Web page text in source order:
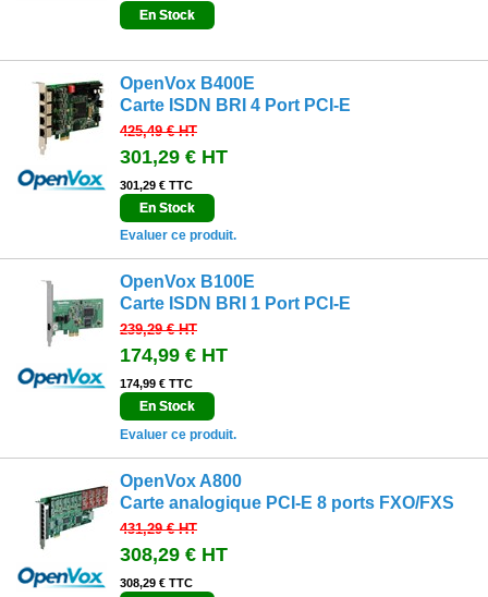
En Stock
OpenVox B400E
Carte ISDN BRI 4 Port PCI-E
425,49 €HT
301,29 € HT
301,29 € TTC
En Stock
Evaluer ce produit.
OpenVox B100E
Carte ISDN BRI 1 Port PCI-E
239,29 €HT
174,99 € HT
174,99 € TTC
En Stock
Evaluer ce produit.
OpenVox A800
Carte analogique PCI-E 8 ports FXO/FXS
431,29 €HT
308,29 € HT
308,29 € TTC